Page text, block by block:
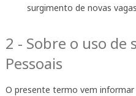
surgimento de novas
2 - Sobre o uso de
Pessoais
O presente termo vem